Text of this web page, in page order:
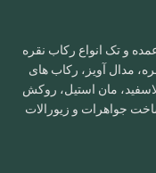
و تک انواع رکاب نقره
مدال آویز، رکاب های
مان استیل، روکش
جواهرات و زیورالات